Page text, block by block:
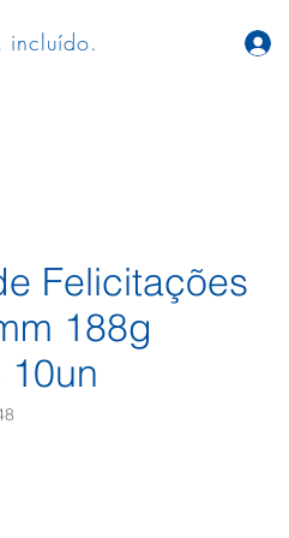
incluído.
Felicitações
188g
10un